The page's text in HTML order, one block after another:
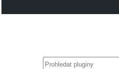
Hledat